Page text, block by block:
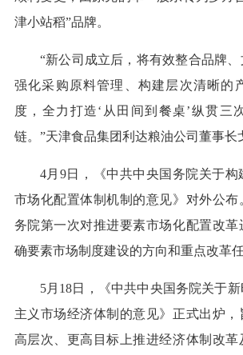
津小站稻”品牌。
“新公司成立后，将有效整合品牌、
强化采购原料管理、构建层次清晰的
度，全力打造‘从田间到餐桌’纵贯三
链。”天津食品集团利达粮油公司董事长
4月9日，《中共中央国务院关于
市场化配置体制机制的意见》对外公布
务院第一次对推进要素市场化配置改革
确要素市场制度建设的方向和重点改革任
5月18日，《中共中央国务院关于
主义市场经济体制的意见》正式出炉，
高层次、更高目标上推进经济体制改革